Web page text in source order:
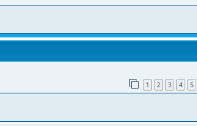
1 2 3 4 5